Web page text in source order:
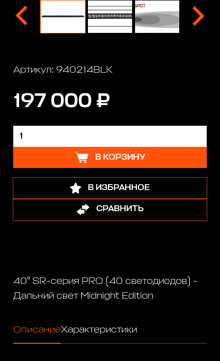
Артикул: 940214BLK
197 000 ₽
В КОРЗИНУ
В ИЗБРАННОЕ
СРАВНИТЬ
40" SR-серия PRO (40 светодиодов) -
Дальний свет Midnight Edition
ОписаниеХарактеристики